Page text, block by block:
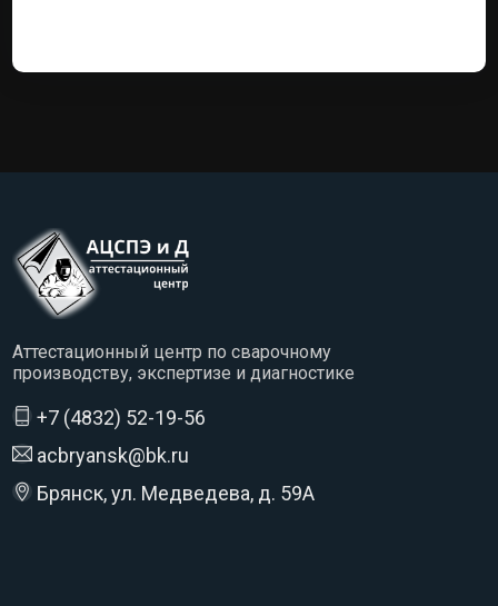
Аттестационный центр по сварочному
производству, экспертизе и диагностике
+7 (4832) 52-19-56
acbryansk@bk.ru
Брянск, ул. Медведева, д. 59А